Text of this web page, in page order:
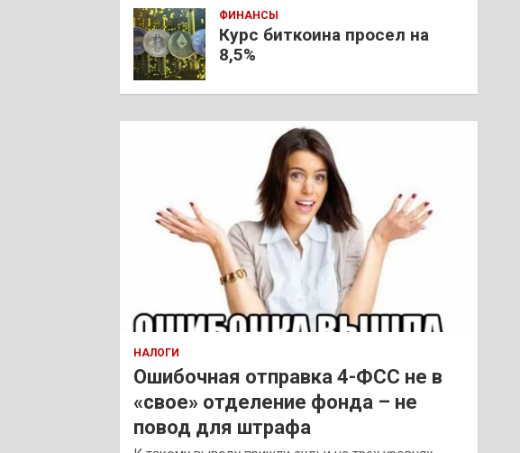
ФИНАНСЫ
Курс биткоина просел на
8,5%
НАЛОГИ
Ошибочная отправка 4-ФСС не в
«свое» отделение фонда – не
повод для штрафа